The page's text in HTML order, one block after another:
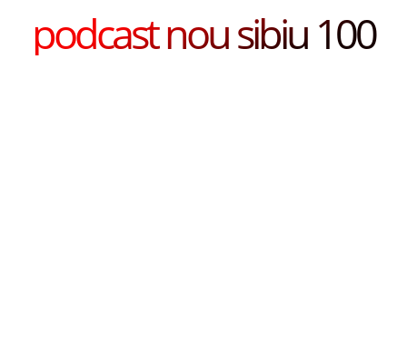
podcast nou sibiu 100